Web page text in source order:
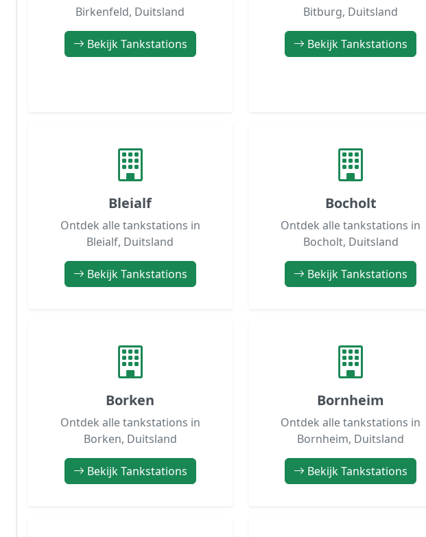
Birkenfeld, Duitsland
Bekijk Tankstations
Bitburg, Duitsland
Bekijk Tankstations
Bleialf
Ontdek alle tankstations in
Bleialf, Duitsland
Bekijk Tankstations
Bocholt
Ontdek alle tankstations in
Bocholt, Duitsland
Bekijk Tankstations
Borken
Ontdek alle tankstations in
Borken, Duitsland
Bekijk Tankstations
Bornheim
Ontdek alle tankstations in
Bornheim, Duitsland
Bekijk Tankstations